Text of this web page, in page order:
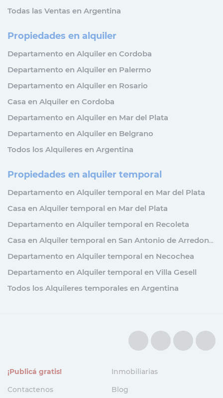
Todas las Ventas en Argentina
Propiedades en alquiler
Departamento en Alquiler en Cordoba
Departamento en Alquiler en Palermo
Departamento en Alquiler en Rosario
Casa en Alquiler en Cordoba
Departamento en Alquiler en Mar del Plata
Departamento en Alquiler en Belgrano
Todos los Alquileres en Argentina
Propiedades en alquiler temporal
Departamento en Alquiler temporal en Mar del Plata
Casa en Alquiler temporal en Mar del Plata
Departamento en Alquiler temporal en Recoleta
Casa en Alquiler temporal en San Antonio de Arredondo
Departamento en Alquiler temporal en Necochea
Departamento en Alquiler temporal en Villa Gesell
Todos los Alquileres temporales en Argentina
¡Publicá gratis!
Inmobiliarias
Contactenos
Blog